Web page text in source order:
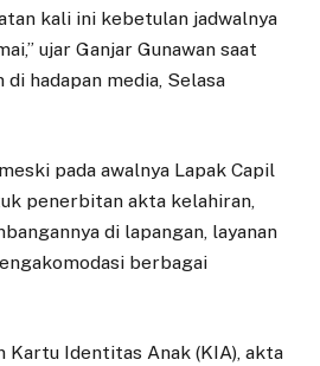
kali ini kebetulan jadwalnya
ujar Ganjar Gunawan saat
hadapan media, Selasa
pada awalnya Lapak Capil
penerbitan akta kelahiran,
di lapangan, layanan
berbagai
Kartu Identitas Anak (KIA), akta